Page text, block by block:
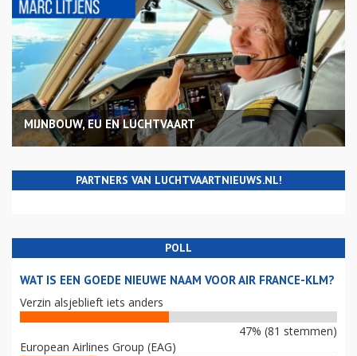
MIJNBOUW, EU EN LUCHTVAART
PARTNERS VAN LUCHTVAARTNIEUWS.NL!
POLL
WAT IS EEN GOEDE NIEUWE NAAM VOOR AIR FRANCE-KLM?
Verzin alsjeblieft iets anders
47% (81 stemmen)
European Airlines Group (EAG)